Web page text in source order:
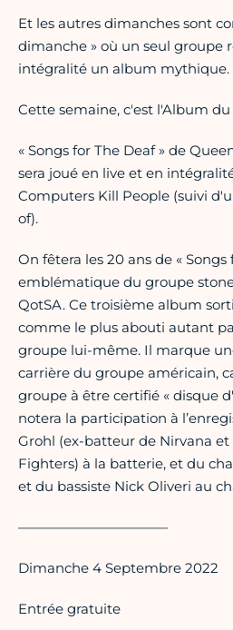
Et les autres dimanches sont
dimanche » où un seul groupe
intégralité un album mythique.
Cette semaine, c'est l'Album
« Songs for The Deaf » de
sera joué en live et en
Computers Kill People (suivi
of).
On fêtera les 20 ans de «
emblématique du groupe
QotSA. Ce troisième album
comme le plus abouti autant
groupe lui-même. Il marque
carrière du groupe américain,
groupe à être certifié « disque
notera la participation à
Grohl (ex-batteur de Nirvana et
Fighters) à la batterie, et du
et du bassiste Nick Oliveri au
———————————
Dimanche 4 Septembre 2022
Entrée gratuite